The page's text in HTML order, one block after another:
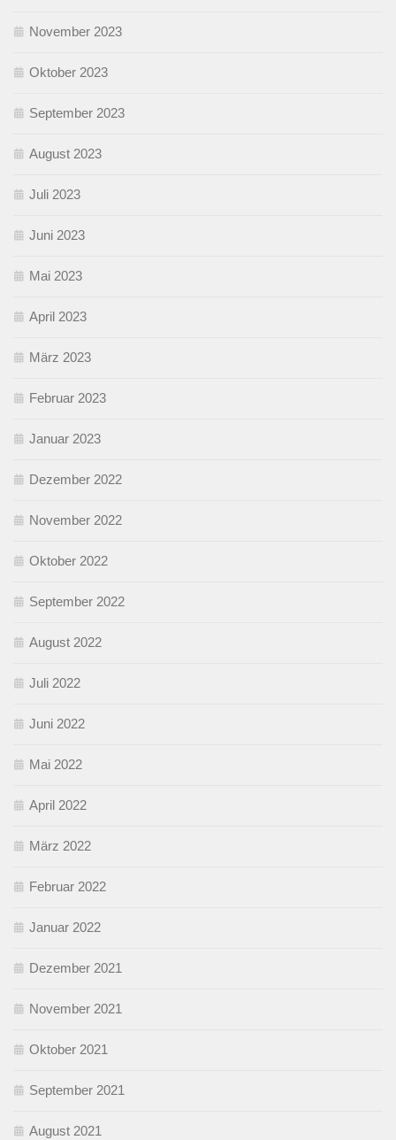
November 2023
Oktober 2023
September 2023
August 2023
Juli 2023
Juni 2023
Mai 2023
April 2023
März 2023
Februar 2023
Januar 2023
Dezember 2022
November 2022
Oktober 2022
September 2022
August 2022
Juli 2022
Juni 2022
Mai 2022
April 2022
März 2022
Februar 2022
Januar 2022
Dezember 2021
November 2021
Oktober 2021
September 2021
August 2021